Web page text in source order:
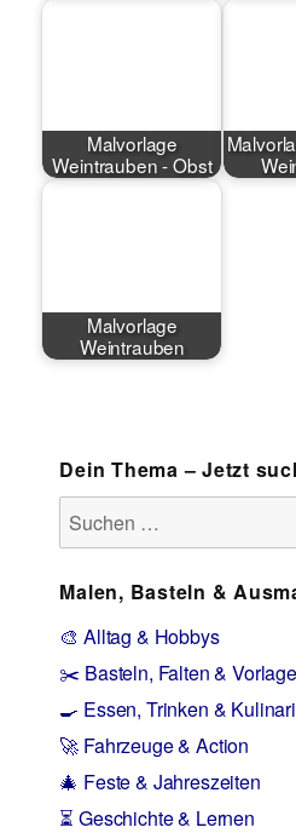
Malvorlage
Weintrauben - Obst
Malvorlage
Weintrauben
Dein Thema – Jetzt
Suchen
nach:
Malen, Basteln &
🎨 Alltag & Hobbys
✂️ Basteln, Falten &
🍳 Essen, Trinken &
🚀 Fahrzeuge & Action
🎄 Feste & Jahreszeiten
⏳ Geschichte & Lernen